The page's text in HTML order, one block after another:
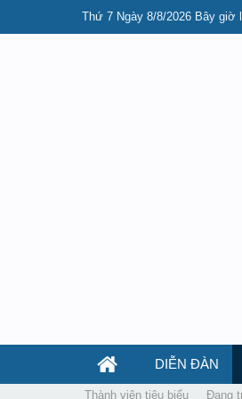
Thứ 7 Ngày 8/8/2026 Bây giờ
DIỄN ĐÀN
Thành viên tiêu biểu Đang